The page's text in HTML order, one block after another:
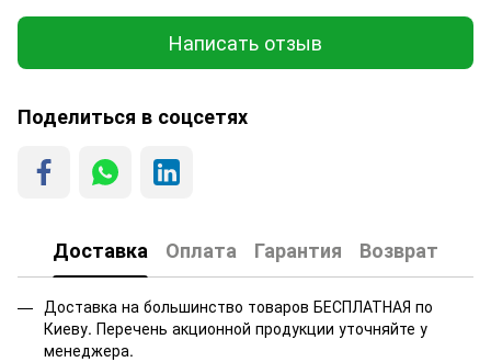
Написать отзыв
Поделиться в соцсетях
Доставка Оплата Гарантия Возврат
Доставка на большинство товаров БЕСПЛАТНАЯ по
Киеву. Перечень акционной продукции уточняйте у
менеджера.